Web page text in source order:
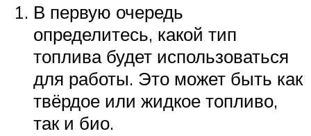
В первую очередь
определитесь, какой тип
топлива будет использоваться
для работы. Это может быть как
твёрдое или жидкое топливо,
так и био.